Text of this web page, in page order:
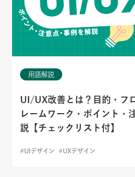
用語解説
UI/UX改善とは？目的・フ
レームワーク・ポイント・
説【チェックリスト付】
UIデザイン UXデザイン